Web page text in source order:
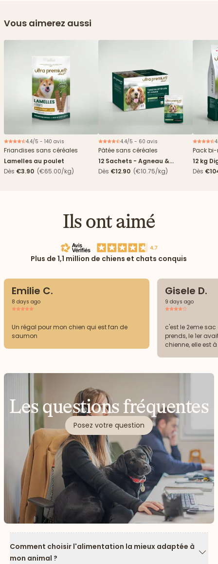
Vous aimerez aussi
4.4/5 - 140 avis
Friandises sans céréales
Lamelles au poulet
Dès €3.90 (€65.00/kg)
4.4/5 - 60 avis
Pâtée sans céréales
12 Sachets - Agneau &
haricots verts
Dès €12.90 (€10.75/kg)
Pack
12 kg
boîtes
Dès
Ils ont aimé
Plus de 1,1 million de chiens et chats conquis
Emilie C.
8 days ago
Un régal pour mon chien qui est fan de
saumon
Gisele D.
9 days ago
c'est le 2eme
prends, le 1er
chienne, elle est
Les questions fréquentes
Posez votre question
Comment choisir l'alimentation la mieux adaptée à
mon animal ?